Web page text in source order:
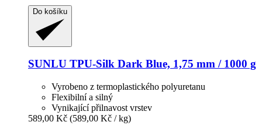
Do košíku
SUNLU TPU-​Silk Dark Blue, 1,75 mm / 1000 g
Vyrobeno z termoplastického polyuretanu
Flexibilní a silný
Vynikající přilnavost vrstev
589,00 Kč (589,00 Kč / kg)